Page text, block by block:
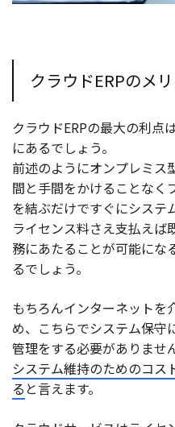
クラウドERPのメ
クラウドERPの最大の利点
にあるでしょう。
前述のようにオンプレミス
間と手間をかけることなく
を結ぶだけですぐにシステ
ライセンス料さえ支払えば
務にあたることが可能にな
るでしょう。
もちろんインターネットを
め、こちらでシステム保守
管理をする必要がありませ
システム維持のためのコス
る と言えます。